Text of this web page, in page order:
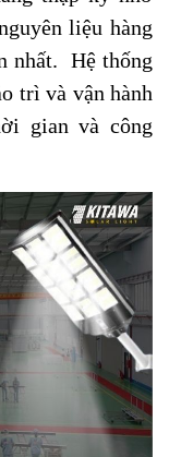
liệu hàng
nhất. Hệ thống
trì và vận hành
gian và công